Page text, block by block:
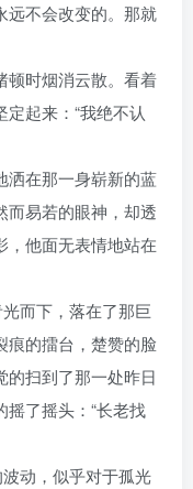
远不会改变的。那就
顿时烟消云散。看着
起来：“我绝不认
洒在那一身崭新的蓝
而易若的眼神，却透
，他面无表情地站在
而下，落在了那巨
痕的擂台，楚赞的脸
的扫到了那一处昨日
了摇头：“长老找
动，似乎对于孤光